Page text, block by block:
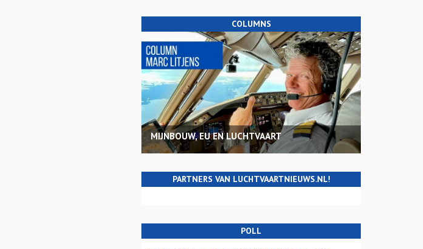
COLUMNS
MIJNBOUW, EU EN LUCHTVAART
PARTNERS VAN LUCHTVAARTNIEUWS.NL!
POLL